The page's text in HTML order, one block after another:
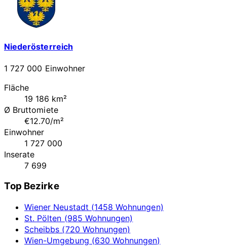
Niederösterreich
1 727 000 Einwohner
Fläche
19 186 km²
Ø Bruttomiete
€12.70/m²
Einwohner
1 727 000
Inserate
7 699
Top Bezirke
Wiener Neustadt (1458 Wohnungen)
St. Pölten (985 Wohnungen)
Scheibbs (720 Wohnungen)
Wien-Umgebung (630 Wohnungen)